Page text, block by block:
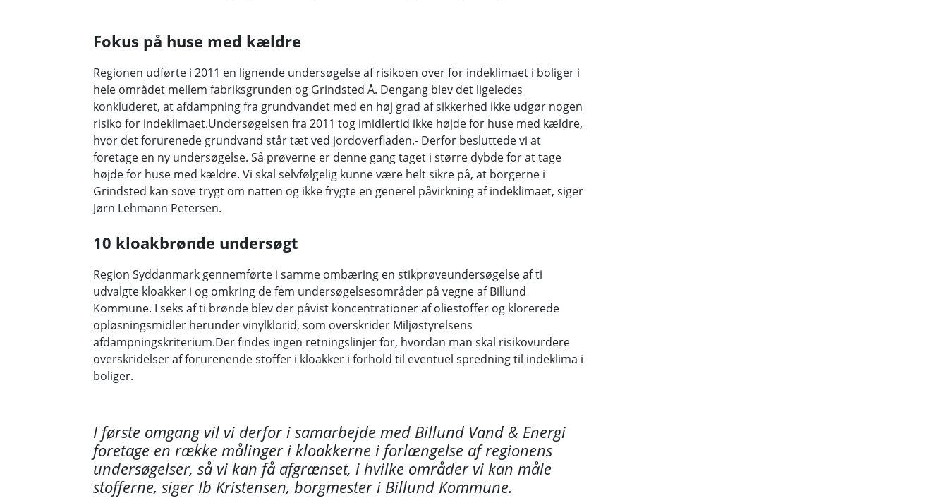
Fokus på huse med kældre
Regionen udførte i 2011 en lignende undersøgelse af risikoen over for indeklimaet i boliger i
hele området mellem fabriksgrunden og Grindsted Å. Dengang blev det ligeledes
konkluderet, at afdampning fra grundvandet med en høj grad af sikkerhed ikke udgør nogen
risiko for indeklimaet.Undersøgelsen fra 2011 tog imidlertid ikke højde for huse med kældre,
hvor det forurenede grundvand står tæt ved jordoverfladen.- Derfor besluttede vi at
foretage en ny undersøgelse. Så prøverne er denne gang taget i større dybde for at tage
højde for huse med kældre. Vi skal selvfølgelig kunne være helt sikre på, at borgerne i
Grindsted kan sove trygt om natten og ikke frygte en generel påvirkning af indeklimaet, siger
Jørn Lehmann Petersen.
10 kloakbrønde undersøgt
Region Syddanmark gennemførte i samme ombæring en stikprøveundersøgelse af ti
udvalgte kloakker i og omkring de fem undersøgelsesområder på vegne af Billund
Kommune. I seks af ti brønde blev der påvist koncentrationer af oliestoffer og klorerede
opløsningsmidler herunder vinylklorid, som overskrider Miljøstyrelsens
afdampningskriterium.Der findes ingen retningslinjer for, hvordan man skal risikovurdere
overskridelser af forurenende stoffer i kloakker i forhold til eventuel spredning til indeklima i
boliger.
I første omgang vil vi derfor i samarbejde med Billund Vand & Energi
foretage en række målinger i kloakkerne i forlængelse af regionens
undersøgelser, så vi kan få afgrænset, i hvilke områder vi kan måle
stofferne, siger Ib Kristensen, borgmester i Billund Kommune.